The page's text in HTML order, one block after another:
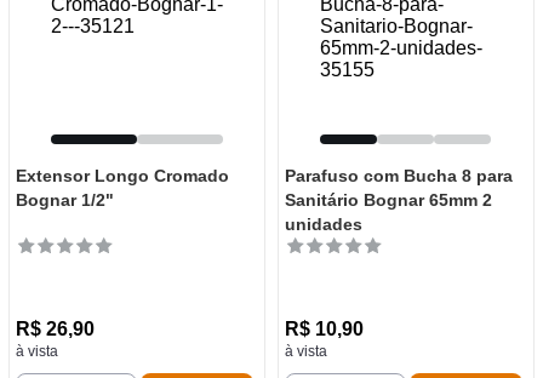
Extensor Longo Cromado
Bognar 1/2"
R$ 26,90
à vista
Parafuso com Bucha 8 para
Sanitário Bognar 65mm 2
unidades
R$ 10,90
à vista